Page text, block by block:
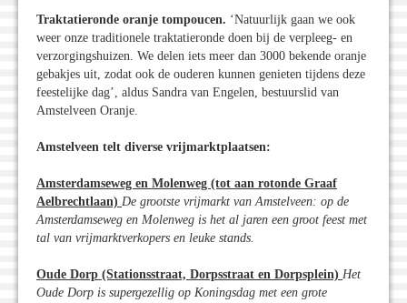
Traktatieronde oranje tompoucen. ‘Natuurlijk gaan we ook
weer onze traditionele traktatieronde doen bij de verpleeg- en
verzorgingshuizen. We delen iets meer dan 3000 bekende oranje
gebakjes uit, zodat ook de ouderen kunnen genieten tijdens deze
feestelijke dag’, aldus Sandra van Engelen, bestuurslid van
Amstelveen Oranje.
Amstelveen telt diverse vrijmarktplaatsen:
Amsterdamseweg en Molenweg (tot aan rotonde Graaf
Aelbrechtlaan) De grootste vrijmarkt van Amstelveen: op de
Amsterdamseweg en Molenweg is het al jaren een groot feest met
tal van vrijmarktverkopers en leuke stands.
Oude Dorp (Stationsstraat, Dorpsstraat en Dorpsplein) Het
Oude Dorp is supergezellig op Koningsdag met een grote